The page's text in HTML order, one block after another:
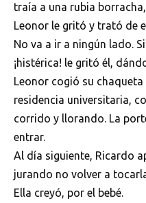
traía a una rubia
Leonor le gritó y trató de
No va a ir a ningún lado.
¡histérica! le gritó él,
Leonor cogió su chaqueta
residencia universitaria,
corrido y llorando. La
entrar.
Al día siguiente, Ricardo
jurando no volver a
Ella creyó, por el bebé.